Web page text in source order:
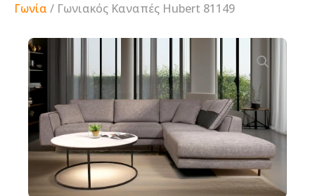
Γωνία / Γωνιακός Καναπές Hubert 81149